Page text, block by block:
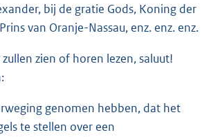
:
5
K
bij de gratie Gods, Koning der
van Oranje-Nassau, enz. enz. enz.
zien of horen lezen, saluut!
genomen hebben, dat het
te stellen over een